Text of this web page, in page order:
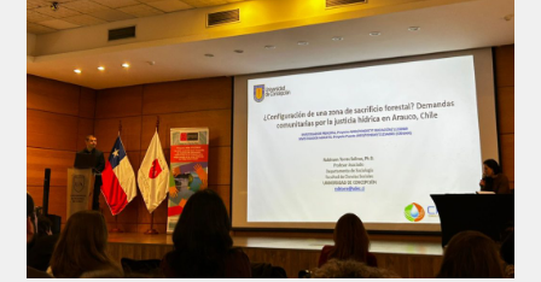
Premio
“Olga
2025
en
Congreso
de
Historiadoras
Feministas